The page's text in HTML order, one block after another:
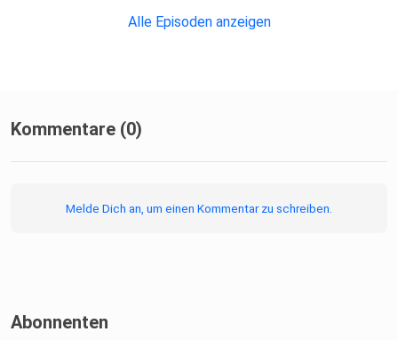
Alle Episoden anzeigen
Kommentare (0)
Melde Dich an, um einen Kommentar zu schreiben.
Abonnenten